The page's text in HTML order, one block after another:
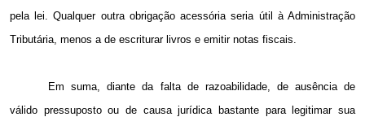
pela lei. Qualquer outra obrigação acessória seria útil à Administração
Tributária, menos a de escriturar livros e emitir notas fiscais.
Em suma, diante da falta de razoabilidade, de ausência de
válido pressuposto ou de causa jurídica bastante para legitimar sua